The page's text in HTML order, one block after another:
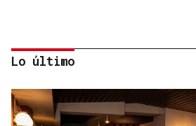
Lo último